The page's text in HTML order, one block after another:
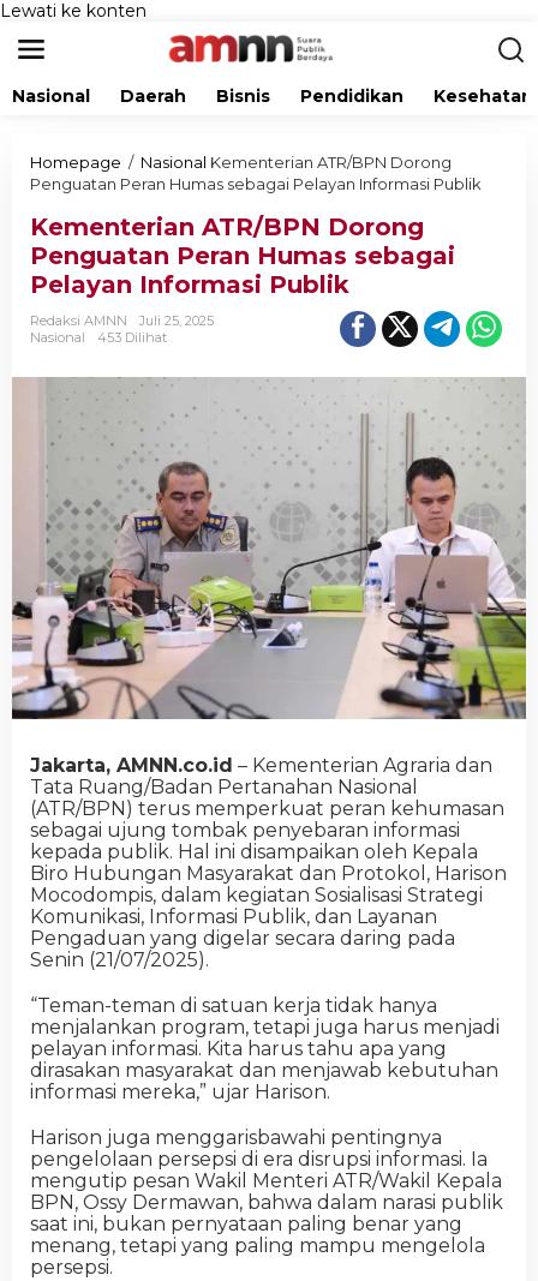
Lewati ke konten
Nasional Daerah Bisnis Pendidikan Kesehatan
Homepage / Nasional Kementerian ATR/BPN Dorong
Penguatan Peran Humas sebagai Pelayan Informasi Publik
Kementerian ATR/BPN Dorong
Penguatan Peran Humas sebagai
Pelayan Informasi Publik
Redaksi AMNN
Juli 25, 2025
Nasional
453 Dilihat
Jakarta, AMNN.co.id – Kementerian Agraria dan
Tata Ruang/Badan Pertanahan Nasional
(ATR/BPN) terus memperkuat peran kehumasan
sebagai ujung tombak penyebaran informasi
kepada publik. Hal ini disampaikan oleh Kepala
Biro Hubungan Masyarakat dan Protokol, Harison
Mocodompis, dalam kegiatan Sosialisasi Strategi
Komunikasi, Informasi Publik, dan Layanan
Pengaduan yang digelar secara daring pada
Senin (21/07/2025).
“Teman-teman di satuan kerja tidak hanya
menjalankan program, tetapi juga harus menjadi
pelayan informasi. Kita harus tahu apa yang
dirasakan masyarakat dan menjawab kebutuhan
informasi mereka,” ujar Harison.
Harison juga menggarisbawahi pentingnya
pengelolaan persepsi di era disrupsi informasi. Ia
mengutip pesan Wakil Menteri ATR/Wakil Kepala
BPN, Ossy Dermawan, bahwa dalam narasi publik
saat ini, bukan pernyataan paling benar yang
menang, tetapi yang paling mampu mengelola
persepsi.